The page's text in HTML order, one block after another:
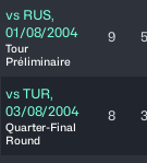
vs RUS,
01/08/2004
Tour
Préliminaire
9 5
vs TUR,
03/08/2004
Quarter-Final
Round
8 3